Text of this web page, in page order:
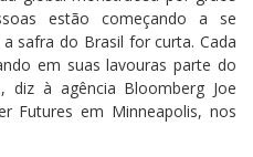
estão começando a se
safra do Brasil for curta. Cada
em suas lavouras parte do
diz à agência Bloomberg Joe
Futures em Minneapolis, nos